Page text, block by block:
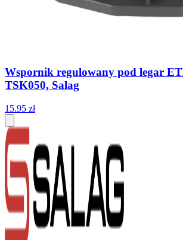
Wspornik regulowany pod legar
TSK050, Salag
15.95 zł